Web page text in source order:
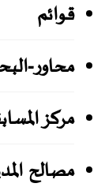
قوائم
محاور-
مركز
مصالح